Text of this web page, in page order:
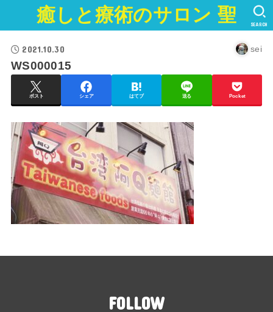
癒しと療術のサロン 聖 SEARCH
2021.10.30 sei
WS000015
ポスト シェア はてブ 送る Pocket
FOLLOW